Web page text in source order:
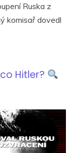
Ruska z
komisař dovedl
Hitler?